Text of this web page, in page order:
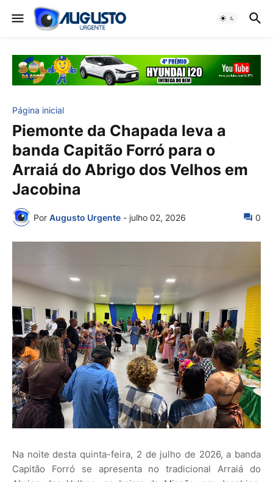
Página inicial
Piemonte da Chapada leva a
banda Capitão Forró para o
Arraiá do Abrigo dos Velhos em
Jacobina
Por Augusto Urgente - julho 02, 2026 0
Na noite desta quinta-feira, 2 de julho de 2026, a banda
Capitão Forró se apresenta no tradicional Arraiá do